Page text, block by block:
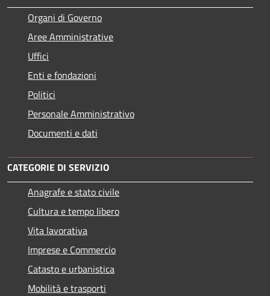
Organi di Governo
Aree Amministrative
Uffici
Enti e fondazioni
Politici
Personale Amministrativo
Documenti e dati
CATEGORIE DI SERVIZIO
Anagrafe e stato civile
Cultura e tempo libero
Vita lavorativa
Imprese e Commercio
Catasto e urbanistica
Mobilità e trasporti